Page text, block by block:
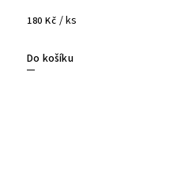
180 Kč / ks
Do košíku